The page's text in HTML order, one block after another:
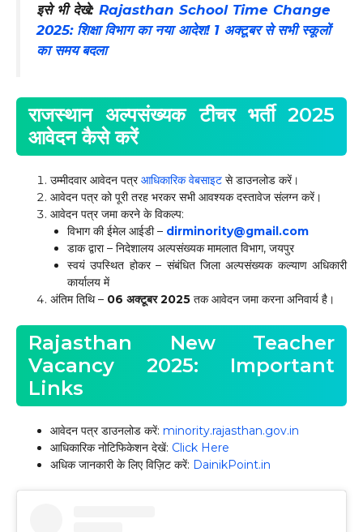
इसे भी देखे: Rajasthan School Time Change
2025: शिक्षा विभाग का नया आदेश! 1 अक्टूबर से सभी स्कूलों
का समय बदला
राजस्थान अल्पसंख्यक टीचर भर्ती 2025
आवेदन कैसे करें
उम्मीदवार आवेदन पत्रआधिकारिक वेबसाइट से डाउनलोड करें।
आवेदन पत्र को पूरी तरह भरकर सभी आवश्यक दस्तावेज संलग्न करें।
आवेदन पत्र जमा करने के विकल्प:
विभाग की ईमेल आईडी – dirminority@gmail.com
डाक द्वारा – निदेशालय अल्पसंख्यक मामलात विभाग, जयपुर
स्वयं उपस्थित होकर – संबंधित जिला अल्पसंख्यक कल्याण अधिकारी
कार्यालय में
अंतिम तिथि – 06 अक्टूबर 2025 तक आवेदन जमा करना अनिवार्य है।
Rajasthan New Teacher
Vacancy 2025: Important
Links
आवेदन पत्र डाउनलोड करें: minority.rajasthan.gov.in
आधिकारिक नोटिफिकेशन देखें: Click Here
अधिक जानकारी के लिए विज़िट करें: DainikPoint.in